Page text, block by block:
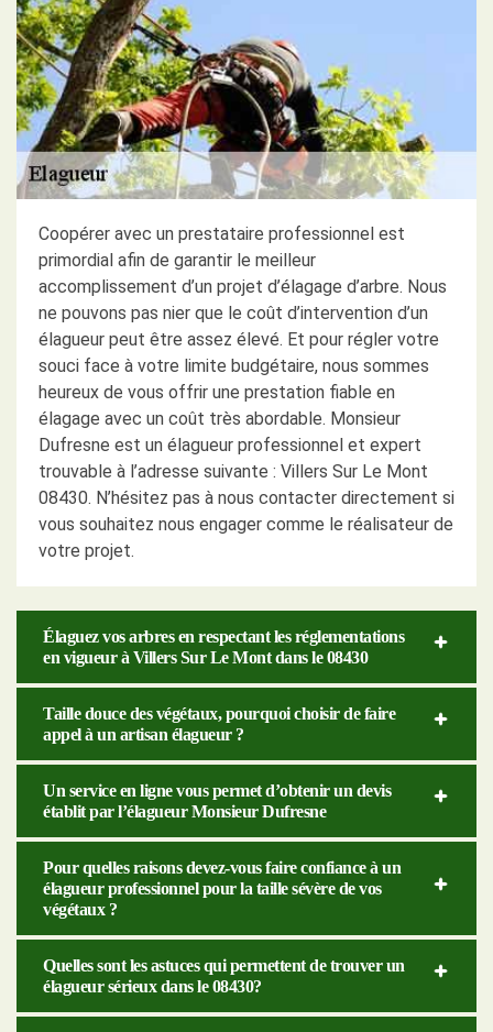
Coopérer avec un prestataire professionnel est
primordial afin de garantir le meilleur
accomplissement d’un projet d’élagage d’arbre. Nous
ne pouvons pas nier que le coût d’intervention d’un
élagueur peut être assez élevé. Et pour régler votre
souci face à votre limite budgétaire, nous sommes
heureux de vous offrir une prestation fiable en
élagage avec un coût très abordable. Monsieur
Dufresne est un élagueur professionnel et expert
trouvable à l’adresse suivante : Villers Sur Le Mont
08430. N’hésitez pas à nous contacter directement si
vous souhaitez nous engager comme le réalisateur de
votre projet.
Élaguez vos arbres en respectant les réglementations
en vigueur à Villers Sur Le Mont dans le 08430
Taille douce des végétaux, pourquoi choisir de faire
appel à un artisan élagueur ?
Un service en ligne vous permet d’obtenir un devis
établit par l’élagueur Monsieur Dufresne
Pour quelles raisons devez-vous faire confiance à un
élagueur professionnel pour la taille sévère de vos
végétaux ?
Quelles sont les astuces qui permettent de trouver un
élagueur sérieux dans le 08430?